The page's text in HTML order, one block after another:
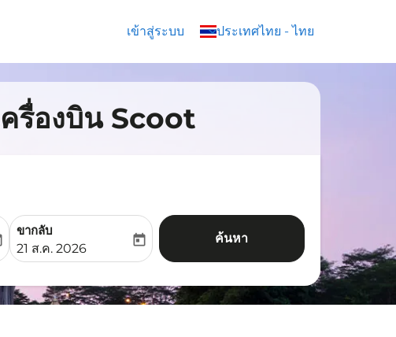
เข้าสู่ระบบ ประเทศไทย - ไทย
keyboard_arrow_down
รื่องบิน Scoot
date-aria-label
ขากลับ
fc-booking-return-date-aria-label
21 ส.ค. 2026
today ค้นหา